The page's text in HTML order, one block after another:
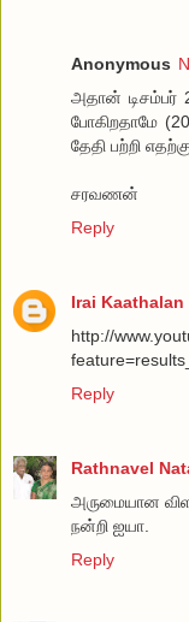
Anonymous
அதான் டிசம்பர்
போகிறதாமே
தேதி பற்றி
சரவணன்
Reply
Irai Kaathalan
http://
Reply
Rathnavel
அருமையான
நன்றி ஐயா.
Reply